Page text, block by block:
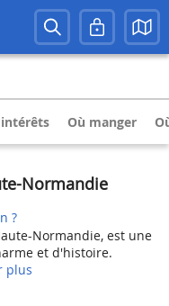
Où manger
Normandie
?
Normandie, est une
et d'histoire.
plus